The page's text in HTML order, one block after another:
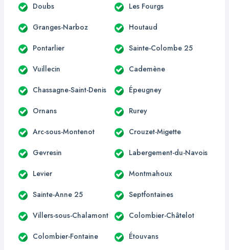
Doubs Les Fourgs
Granges-Narboz Houtaud
Pontarlier Sainte-Colombe 25
Vuillecin Cademène
Chassagne-Saint-Denis Épeugney
Ornans Rurey
Arc-sous-Montenot Crouzet-Migette
Gevresin Labergement-du-Navois
Levier Montmahoux
Sainte-Anne 25 Septfontaines
Villers-sous-Chalamont Colombier-Châtelot
Colombier-Fontaine Étouvans